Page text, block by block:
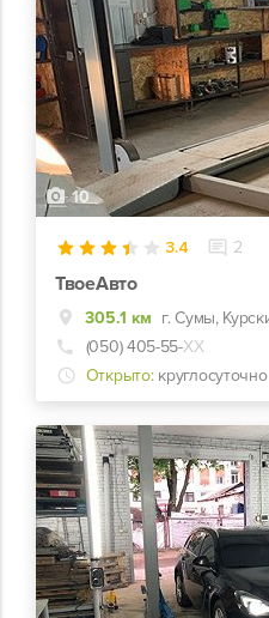
10
3.4 2
ТвоеАвто
305.1 км
(050) 405-55-ХХ
Открыто: круглосуточно